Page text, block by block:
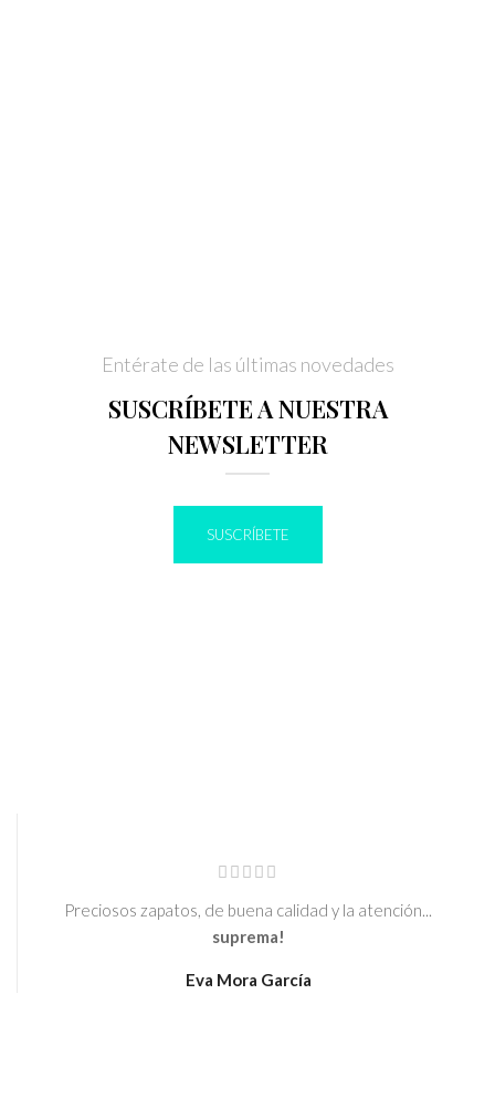
Entérate de las últimas novedades
SUSCRÍBETE A NUESTRA
NEWSLETTER
SUSCRÍBETE
Preciosos zapatos, de buena calidad y la atención...
suprema!
Eva Mora García